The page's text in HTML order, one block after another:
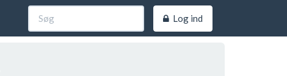
Log ind